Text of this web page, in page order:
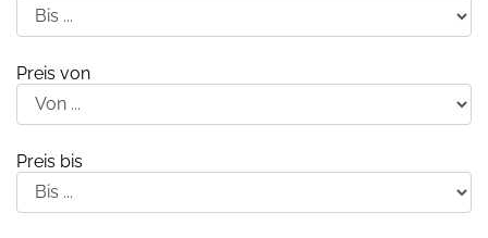
Preis von
Preis bis